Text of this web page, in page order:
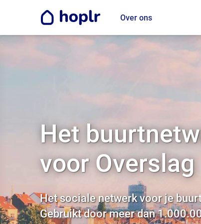
Over ons
Het
voor Overslag
Het sociale netwerk voor je
Gebruikt door meer dan